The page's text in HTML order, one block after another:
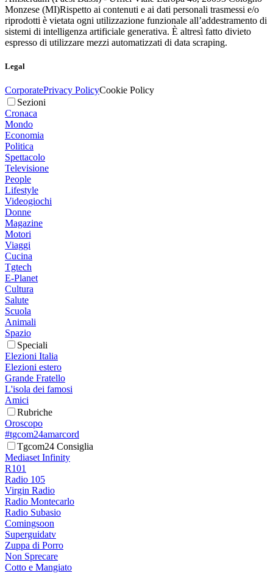
Monzese (MI)Rispetto ai contenuti e ai dati personali trasmessi e/o
riprodotti è vietata ogni utilizzazione funzionale all’addestramento di
sistemi di intelligenza artificiale generativa. È altresì fatto divieto
espresso di utilizzare mezzi automatizzati di data scraping.
Legal
CorporatePrivacy PolicyCookie Policy
Sezioni
Cronaca
Mondo
Economia
Politica
Spettacolo
Televisione
People
Lifestyle
Videogiochi
Donne
Magazine
Motori
Viaggi
Cucina
Tgtech
E-Planet
Cultura
Salute
Scuola
Animali
Spazio
Speciali
Elezioni Italia
Elezioni estero
Grande Fratello
L'isola dei famosi
Amici
Rubriche
Oroscopo
#tgcom24amarcord
Tgcom24 Consiglia
Mediaset Infinity
R101
Radio 105
Virgin Radio
Radio Montecarlo
Radio Subasio
Comingsoon
Superguidatv
Zuppa di Porro
Non Sprecare
Cotto e Mangiato